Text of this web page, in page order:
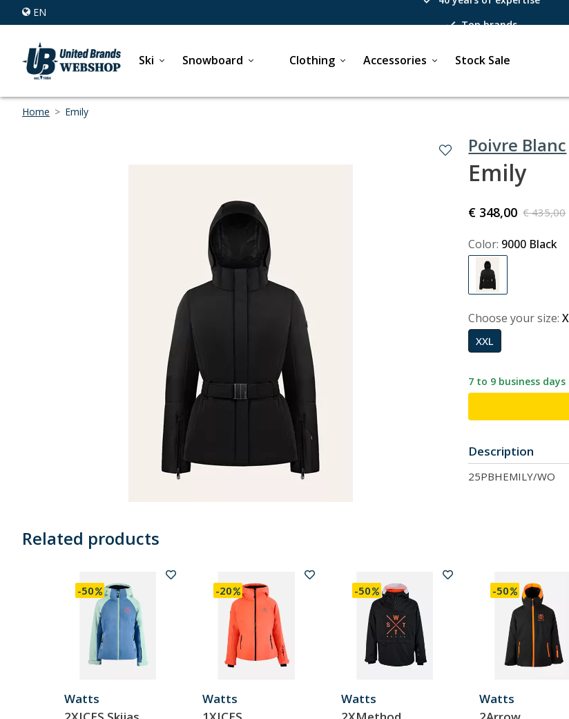
EN
40 years of expertise
Ski Snowboard Clothing Accessories Stock Sale
Home > Emily
Poivre Blanc
Emily
€ 435,00
€ 348,00
Color: 9000 Black
Choose your size:
XXL
7 to 9 business days
Description
25PBHEMILY/WO
Related products
Watts
-50
Watts
-20
Watts
-50
Watts
-50